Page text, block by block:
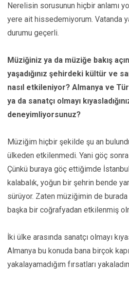
Nerelisin sorusunun hiçbir anlamı
yere ait hissedemiyorum. Vatanda
durumu geçerli.
Müziğiniz ya da müziğe bakış
yaşadığınız şehirdeki kültür ve
nasıl etkileniyor? Almanya ve
ya da sanatçı olmayı
deneyimliyorsunuz?
Müziğim hiçbir şekilde şu an
ülkeden etkilenmedi. Yani göç
Çünkü buraya göç ettiğimde
kalabalık, yoğun bir şehrin bende
sürüyor. Zaten müziğimin de
başka bir coğrafyadan etkilenmiş
İki ülke arasında sanatçı olmayı
Almanya bu konuda bana birçok
yakalayamadığım fırsatları